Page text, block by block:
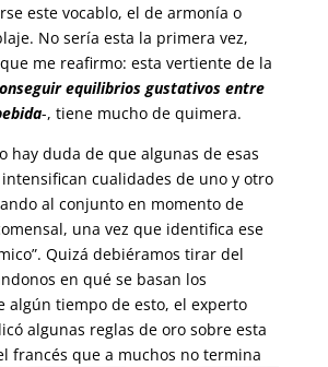
este vocablo, el de armonía o
No sería esta la primera vez,
me reafirmo: esta vertiente de la
equilibrios gustativos entre
-, tiene mucho de quimera.
hay duda de que algunas de esas
cualidades de uno y otro
al conjunto en momento de
una vez que identifica ese
Quizá debiéramos tirar del
en qué se basan los
algún tiempo de esto, el experto
algunas reglas de oro sobre esta
francés que a muchos no termina